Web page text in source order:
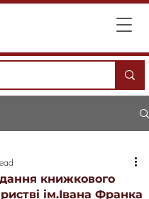
книжкового
ім.Івана Франка